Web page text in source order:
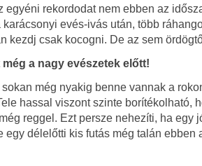
egyéni rekordodat nem ebben az
karácsonyi evés-ivás után, több
kezdj csak kocogni. De az sem
a nagy evészetek előtt!
még nyakig benne vannak a
hassal viszont szinte borítékolható,
reggel. Ezt persze nehezíti, ha
délelőtti kis futás még talán